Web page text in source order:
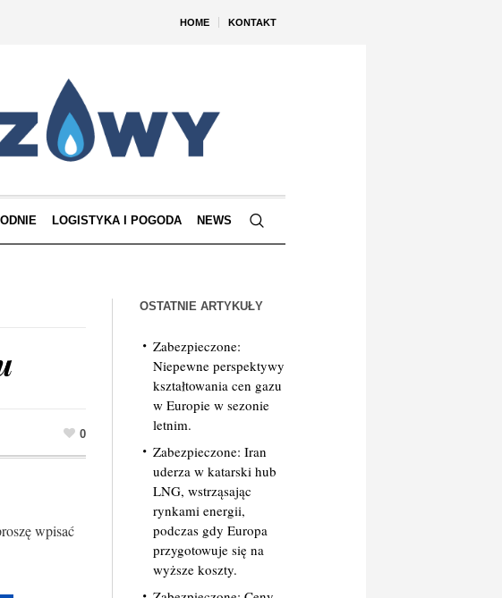
HOME KONTAKT
LOGISTYKA I POGODA NEWS
0
wpisać
OSTATNIE ARTYKUŁY
Zabezpieczone:
Niepewne perspektywy
kształtowania cen gazu
w Europie w sezonie
letnim.
Zabezpieczone: Iran
uderza w katarski hub
LNG, wstrząsając
rynkami energii,
podczas gdy Europa
przygotowuje się na
wyższe koszty.